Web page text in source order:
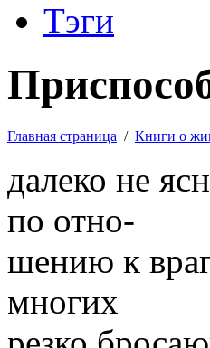
Тэги
Главная страница / Книги о
далеко не
по отно-
шению к
многих